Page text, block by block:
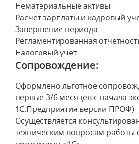
Нематериальные активы
Расчет зарплаты и кадровый
Завершение периода
Регламентированная
Налоговый учет
Сопровождение:
Оформлено льготное
первые 3/6 месяцев с начала
1С:Предприятия версии ПРОФ)
Осуществляется
техническим вопросам